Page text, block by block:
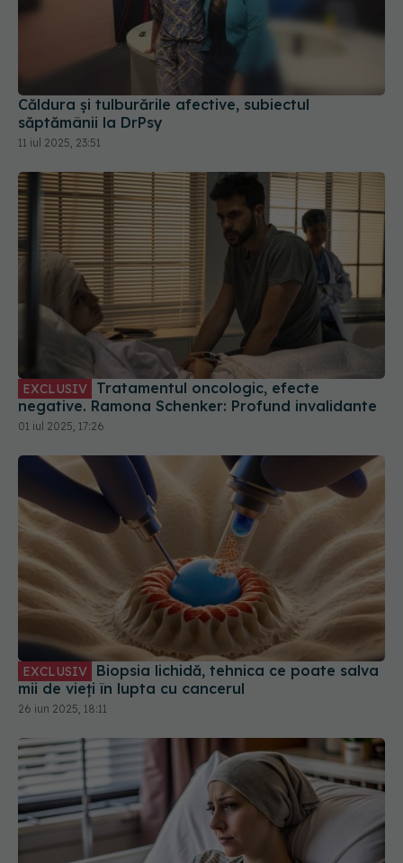
Căldura și tulburările afective, subiectul
săptămânii la DrPsy
11 iul 2025, 23:51
EXCLUSIV
negative. Ramona Schenker: Profund invalidante
01 iul 2025, 17:26
EXCLUSIV
mii de vieți în lupta cu cancerul
26 iun 2025, 18:11